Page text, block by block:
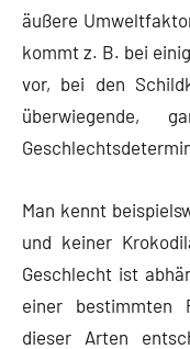
äußere
kommt z. B. bei
vor, bei den
überwiegende,
Man kennt
und keiner
Geschlecht ist
einer bestimmten
dieser Arten